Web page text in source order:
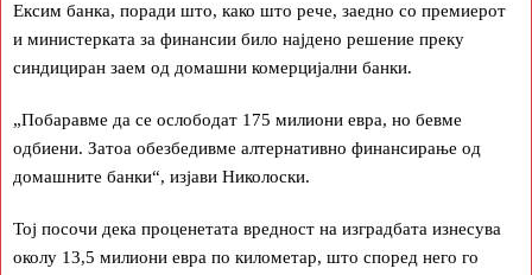
Ексим банка, поради што, како што рече, заедно со премиерот
и министерката за финансии било најдено решение преку
синдициран заем од домашни комерцијални банки.
„Побаравме да се ослободат 175 милиони евра, но бевме
одбиени. Затоа обезбедивме алтернативно финансирање од
домашните банки“, изјави Николоски.
Тој посочи дека проценетата вредност на изградбата изнесува
околу 13,5 милиони евра по километар, што според него го